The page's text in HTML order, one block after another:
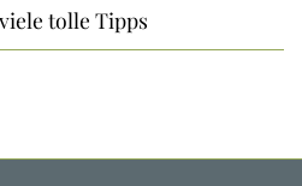
tolle Tipps